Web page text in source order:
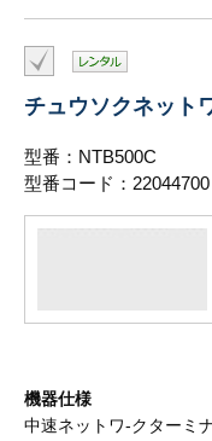
チュウソクネット
型番：NTB500C
型番コード：22044700
機器仕様
中速ネットワ-クターミ